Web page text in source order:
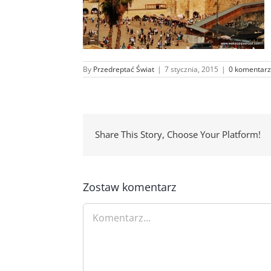
By Przedreptać Świat | 7 stycznia, 2015 | 0
Share This Story, Choose Your Platform!
Zostaw komentarz
Comment